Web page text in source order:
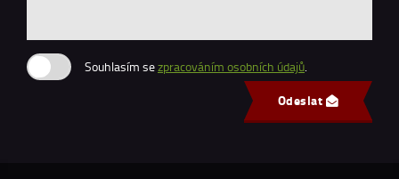
Souhlasím sezpracováním osobních údajů.
Odeslat